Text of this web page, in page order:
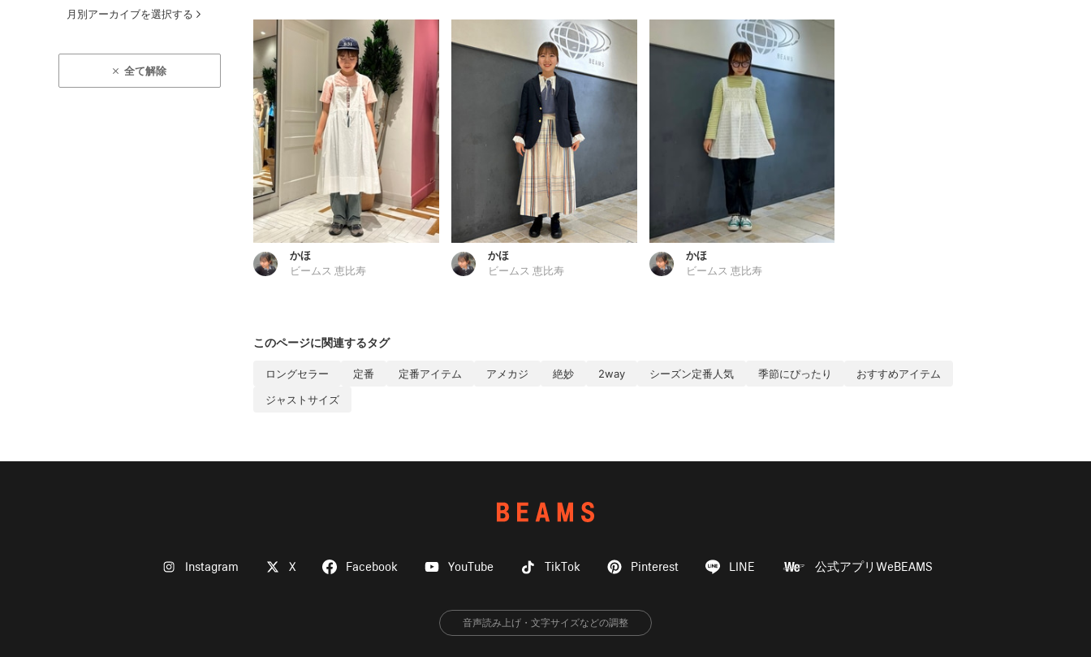
月別アーカイブを選択する
全て解除
かほ
ビームス 恵比寿
かほ
ビームス 恵比寿
かほ
ビームス 恵比寿
このページに関連するタグ
ロングセラー 定番 定番アイテム アメカジ 絶妙 2way シーズン定番人気 季節にぴったり
おすすめアイテム
ジャストサイズ
Instagram X Facebook YouTube TikTok Pinterest LINE 公式アプリWeBEAMS
音声読み上げ・文字サイズなどの調整